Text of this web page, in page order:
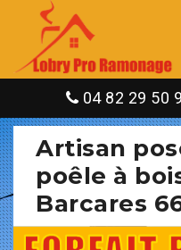
04 82 29 50
Artisan
poêle à
Barcares